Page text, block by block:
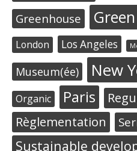
Greenhouse
London Los Angeles
Museum(ée) New
Organic Paris
Règlementation
Sustainable